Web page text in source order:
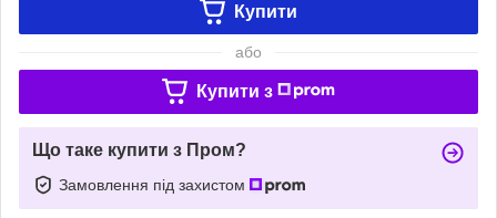
Купити
або
Купити з
Що таке купити з Пром?
Замовлення під захистом